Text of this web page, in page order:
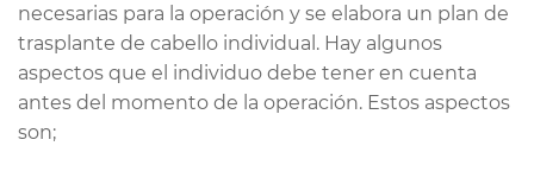
necesarias para la operación y se elabora un plan de
trasplante de cabello individual. Hay algunos
aspectos que el individuo debe tener en cuenta
antes del momento de la operación. Estos aspectos
son;